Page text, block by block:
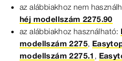
az alábbiakhoz nem
héj modellszám 2275.90
az alábbiakhoz használható:
modellszám 2275,
modellszám 2275.1 ,